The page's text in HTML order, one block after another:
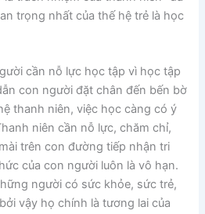
trọng nhất của thế hệ trẻ là học
cần nỗ lực học tập vì học tập
con người đặt chân đến bến bờ
thanh niên, việc học càng có ý
niên cần nỗ lực, chăm chỉ,
trên con đường tiếp nhận tri
của con người luôn là vô hạn.
người có sức khỏe, sức trẻ,
vậy họ chính là tương lai của